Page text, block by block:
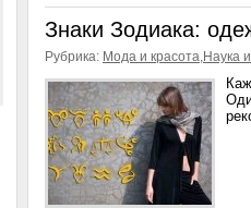
Знаки Зодиака:
Рубрика: Мода и красота,Наука